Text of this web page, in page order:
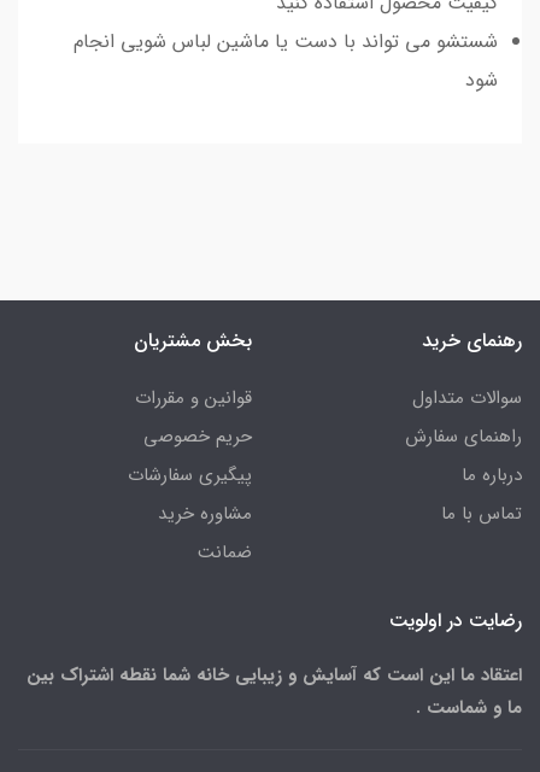
شستشو می تواند با دست یا ماشین لباس شویی انجام
شود
رهنمای خرید
سوالات متداول
راهنمای سفارش
درباره ما
تماس با ما
بخش مشتریان
قوانین و مقررات
حریم خصوصی
پیگیری سفارشات
مشاوره خرید
ضمانت
رضایت در اولویت
اعتقاد ما این است که آسایش و زیبایی خانه شما نقطه اشتراک بین
ما و شماست .